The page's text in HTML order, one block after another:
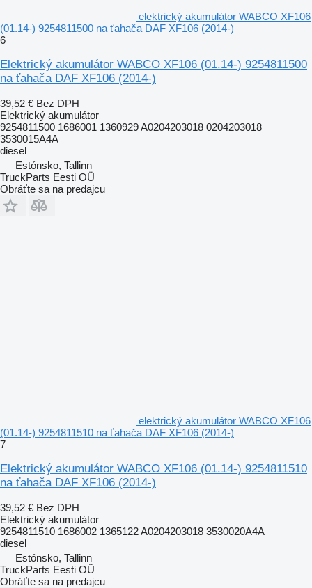
elektrický akumulátor WABCO XF106
(01.14-) 9254811500 na ťahača DAF XF106 (2014-)
6
Elektrický akumulátor WABCO XF106 (01.14-) 9254811500
na ťahača DAF XF106 (2014-)
39,52 € Bez DPH
Elektrický akumulátor
9254811500 1686001 1360929 A0204203018 0204203018
3530015A4A
diesel
Estónsko, Tallinn
TruckParts Eesti OÜ
Obráťte sa na predajcu
elektrický akumulátor WABCO XF106
(01.14-) 9254811510 na ťahača DAF XF106 (2014-)
7
Elektrický akumulátor WABCO XF106 (01.14-) 9254811510
na ťahača DAF XF106 (2014-)
39,52 € Bez DPH
Elektrický akumulátor
9254811510 1686002 1365122 A0204203018 3530020A4A
diesel
Estónsko, Tallinn
TruckParts Eesti OÜ
Obráťte sa na predajcu